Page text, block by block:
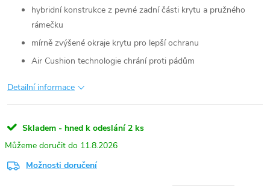
hybridní konstrukce z pevné zadní části krytu a pružného
rámečku
mírně zvýšené okraje krytu pro lepší ochranu
Air Cushion technologie chrání proti pádům
Detailní informace
Skladem - hned k odeslání 2 ks
11.8.2026
Možnosti doručení